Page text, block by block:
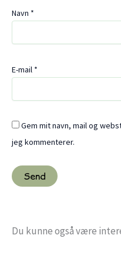
Navn *
E-mail *
Gem mit navn, mail og
jeg kommenterer.
Du kunne også være